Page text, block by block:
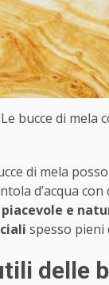
Le bucce di mela
di mela
d’acqua
e
spesso pieni
delle